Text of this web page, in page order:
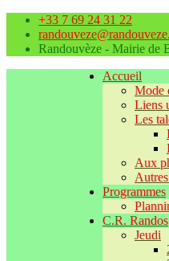
+33 7 69 24 31 22
Randouvèze - Mairie de
Accueil
Mode
Liens
Les
Aux
Programmes
C.R. Randos
Jeudi